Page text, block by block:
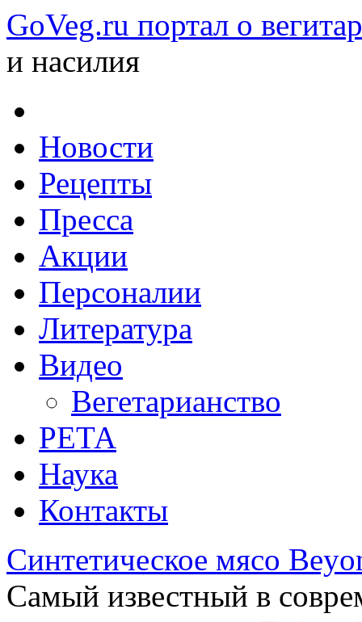
GoVeg.ru портал о
и насилия
Новости
Рецепты
Пресса
Акции
Персоналии
Литература
Видео
Вегетарианство
РЕТА
Наука
Контакты
Синтетическое мясо
Самый известный в